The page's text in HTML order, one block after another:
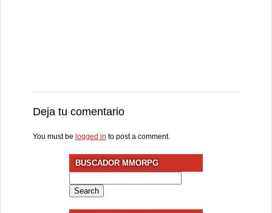
Deja tu comentario
You must be logged in to post a comment.
BUSCADOR MMORPG
for: